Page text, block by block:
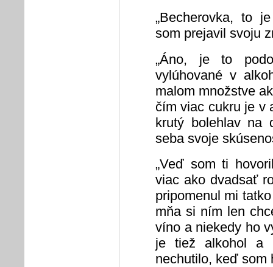
„Becherovka, to
som prejavil svoju
„Áno, je to
vylúhované v
malom množstve
čím viac cukru je v
krutý bolehlav na
seba svoje
„Veď som ti
viac ako dvadsať
pripomenul mi
mňa si ním len
víno a niekedy ho
je tiež alkohol a
nechutilo, keď som